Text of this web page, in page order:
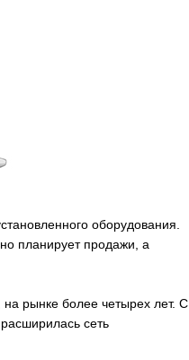
оборудования.
планирует продажи, а
рынке более четырех лет. С
сеть